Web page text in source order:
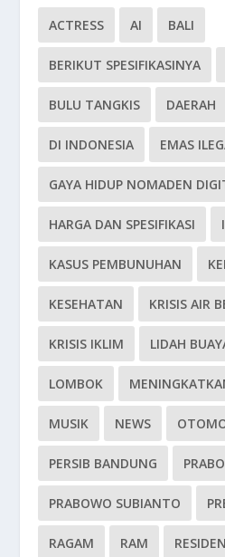
ACTRESS AI BALI
BERIKUT SPESIFIKASINYA
BULU TANGKIS DAERAH
DI INDONESIA EMAS
GAYA HIDUP NOMADEN
HARGA DAN SPESIFIKASI
KASUS PEMBUNUHAN
KESEHATAN KRISIS AIR
KRISIS IKLIM LIDAH
LOMBOK
MUSIK NEWS
PERSIB BANDUNG
PRABOWO SUBIANTO
RAGAM RAM